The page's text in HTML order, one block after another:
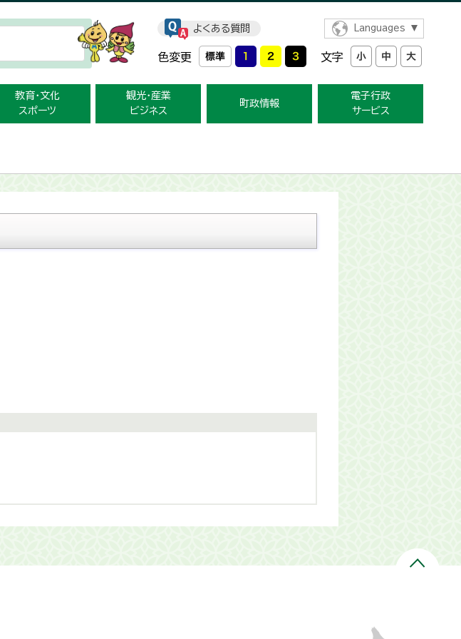
よくある質問 Languages
色変更 文字
教育・文化
スポーツ
観光・産業
ビジネス
町政情報
電子行政
サービス